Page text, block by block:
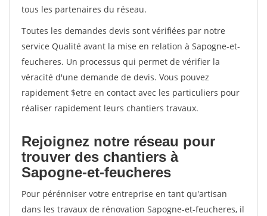
tous les partenaires du réseau.
Toutes les demandes devis sont vérifiées par notre
service Qualité avant la mise en relation à Sapogne-et-
feucheres. Un processus qui permet de vérifier la
véracité d'une demande de devis. Vous pouvez
rapidement $etre en contact avec les particuliers pour
réaliser rapidement leurs chantiers travaux.
Rejoignez notre réseau pour
trouver des chantiers à
Sapogne-et-feucheres
Pour pérénniser votre entreprise en tant qu'artisan
dans les travaux de rénovation Sapogne-et-feucheres, il